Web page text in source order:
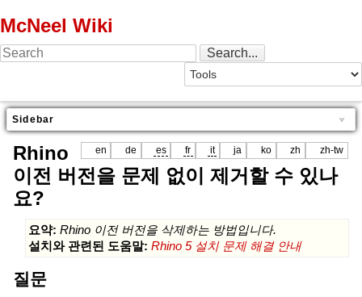
McNeel Wiki
Sidebar
en de es fr it ja ko zh zh-tw
Rhino
이전 버전을 문제 없이 제거할 수 있나
요?
요약: Rhino 이전 버전을 삭제하는 방법입니다.
설치와 관련된 도움말: Rhino 5 설치 문제 해결 안내
질문